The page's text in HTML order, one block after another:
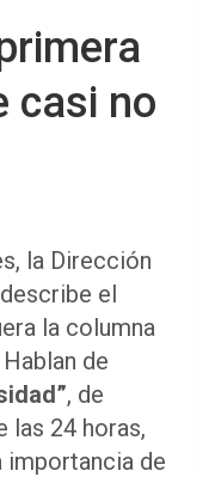
casi no
la Dirección
el
la columna
de
, de
las 24 horas,
importancia de